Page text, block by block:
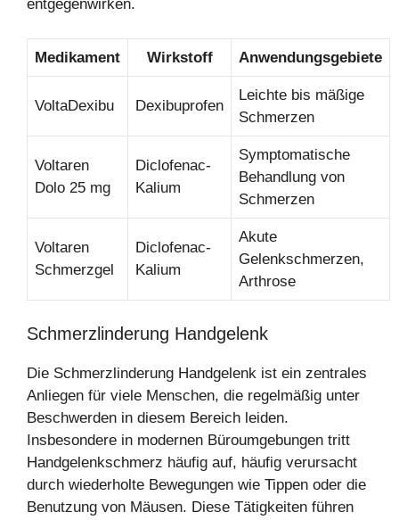
entgegenwirken.
Medikament Wirkstoff Anwendungsgebiete
VoltaDexibu Dexibuprofen
Leichte bis mäßige
Schmerzen
Voltaren
Dolo 25 mg
Diclofenac-
Kalium
Symptomatische
Behandlung von
Schmerzen
Voltaren
Schmerzgel
Diclofenac-
Kalium
Akute
Gelenkschmerzen,
Arthrose
Schmerzlinderung Handgelenk
Die Schmerzlinderung Handgelenk ist ein zentrales
Anliegen für viele Menschen, die regelmäßig unter
Beschwerden in diesem Bereich leiden.
Insbesondere in modernen Büroumgebungen tritt
Handgelenkschmerz häufig auf, häufig verursacht
durch wiederholte Bewegungen wie Tippen oder die
Benutzung von Mäusen. Diese Tätigkeiten führen